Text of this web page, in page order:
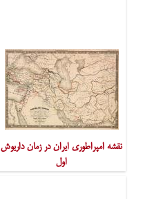
نقشه امپراطوری ایران در زمان داریوش
اول